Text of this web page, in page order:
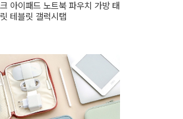
아이패드 노트북 파우치 가방 태
테블릿 갤럭시탭